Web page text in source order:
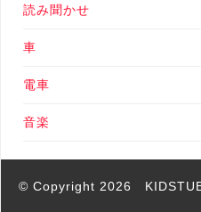
読み聞かせ
車
電車
音楽
© Copyright 2026